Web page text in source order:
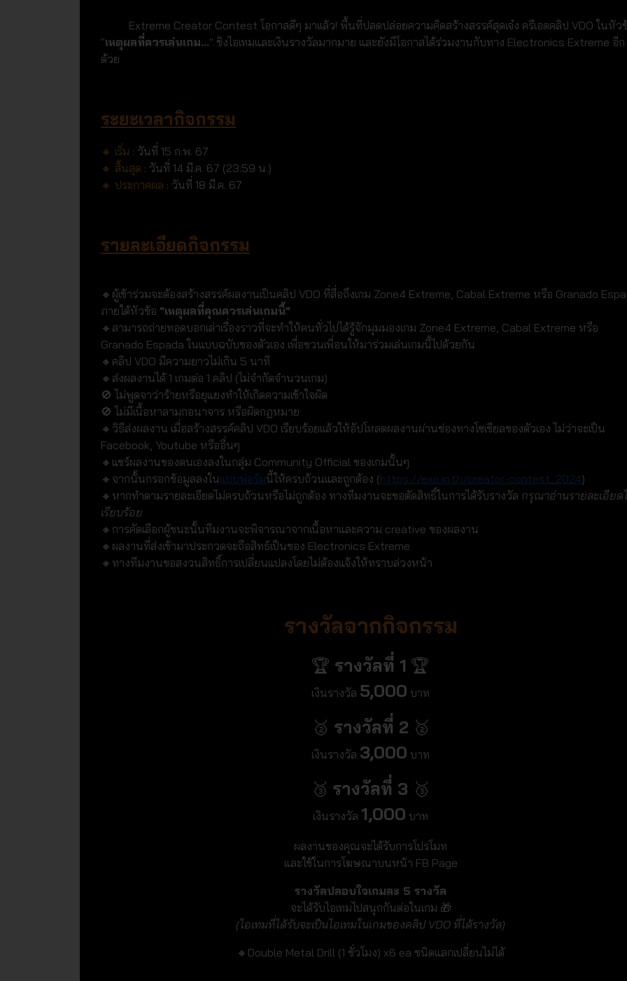
Extreme Creator Contest โอกาสดีๆ มาเเล้ว! พื้นที่ปลดปล่อยความคิดสร้างสรรค์สุดเจ๋ง ครีเอตคลิป VDO ในหัว
"เหตุผลที่ควรเล่นเกม..." ชิงไอเทมและเงินรางวัลมากมาย และยังมีโอกาสได้ร่วมงานกับทาง Electronics Extreme อีก
ด้วย
ระยะเวลากิจกรรม
🔸 เริ่ม : วันที่ 15 ก.พ. 67
🔸 สิ้นสุด : วันที่ 14 มี.ค. 67 (23:59 น.)
🔸 ประกาศผล : วันที่ 18 มี.ค. 67
รายละเอียดกิจกรรม
🔸ผู้เข้าร่วมจะต้องสร้างสรรค์ผลงานเป็นคลิป VDO ที่สื่อถึงเกม Zone4 Extreme, Cabal Extreme หรือ Granado
ภายใต้หัวข้อ "เหตุผลที่คุณควรเล่นเกมนี้"
🔸สามารถถ่ายทอดบอกเล่าเรื่องราวที่จะทำให้คนทั่วไปได้รู้จักมุมมองเกม Zone4 Extreme, Cabal Extreme หรือ
Granado Espada ในแบบฉบับของตัวเอง เพื่อชวนเพื่อนให้มาร่วมเล่นเกมนี้ไปด้วยกัน
🔸คลิป VDO มีความยาวไม่เกิน 5 นาที
🔸ส่งผลงานได้ 1 เกมต่อ 1 คลิป (ไม่จำกัดจำนวนเกม)
🚫 ไม่พูดจาว่าร้ายหรือยุแยงทำให้เกิดความเข้าใจผิด
🚫 ไม่มีเนื้อหาลามกอนาจาร หรือผิดกฎหมาย
🔸วิธีส่งผลงาน เมื่อสร้างสรรค์คลิป VDO เรียบร้อยเเล้วให้อัปโหลดผลงานผ่านช่องทางโซเชียลของตัวเอง ไม่ว่าจะเป็น
Facebook, Youtube หรืออื่นๆ
🔸แชร์ผลงานของตนเองลงในกลุ่ม Community Official ของเกมนั้นๆ
🔸จากนั้นกรอกข้อมูลลงในแบบฟอร์มนี้ให้ครบถ้วนและถูกต้อง (https://exe.in.th/creator-contest_2024)
🔸หากทำตามรายละเอียดไม่ครบถ้วนหรือไม่ถูกต้อง ทางทีมงานจะขอตัดสิทธิ์ในการได้รับรางวัล กรุณาอ่านรายละเอียด
เรียบร้อย
🔸การคัดเลือกผู้ชนะนั้นทีมงานจะพิจารณาจากเนื้อหาและความ creative ของผลงาน
🔸ผลงานที่ส่งเข้ามาประกวดจะถือสิทธ์เป็นของ Electronics Extreme
🔸ทางทีมงานขอสงวนสิทธิ์การเปลี่ยนแปลงโดยไม่ต้องแจ้งให้ทราบล่วงหน้า
รางวัลจากกิจกรรม
🏆 รางวัลที่ 1 🏆
เงินรางวัล 5,000 บาท
🥈 รางวัลที่ 2 🥈
เงินรางวัล 3,000 บาท
🥉 รางวัลที่ 3 🥉
เงินรางวัล 1,000 บาท
ผลงานของคุณจะได้รับการโปรโมท
และใช้ในการโฆษณาบนหน้า FB Page
รางวัลปลอบใจเกมละ 5 รางวัล
จะได้รับไอเทมไปสนุกกันต่อในเกม 🎁
(ไอเทมที่ได้รับจะเป็นไอเทมในเกมของคลิป VDO ที่ได้รางวัล)
🔸Double Metal Drill (1 ชั่วโมง) x6 ea ชนิดแลกเปลี่ยนไม่ได้